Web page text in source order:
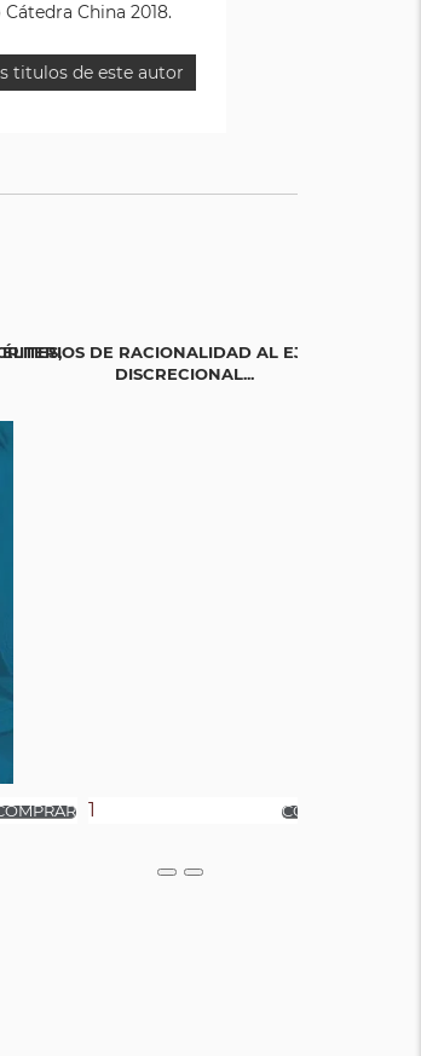
China 2018.
titulos de este autor
DE RACIONALIDAD AL EJERCICIO
DISCRECIONAL...